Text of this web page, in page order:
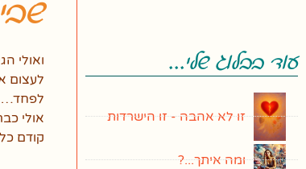
עוד בבלוג שלי...
זו לא אהבה - זו הישרדות
ומה איתך...?
ואולי
לעצום
לפחד…
אולי
קודם